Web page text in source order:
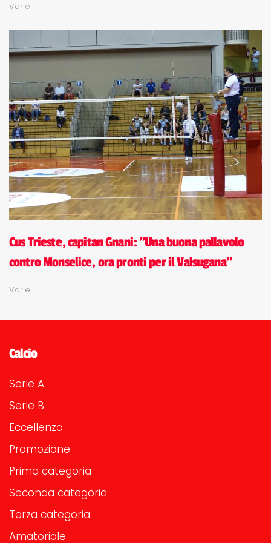
Varie
Cus Trieste, capitan Gnani: "Una buona pallavolo
contro Monselice, ora pronti per il Valsugana"
Varie
Calcio
Serie A
Serie B
Eccellenza
Promozione
Prima categoria
Seconda categoria
Terza categoria
Amatoriale